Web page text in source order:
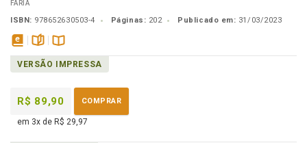
FARIA
ISBN: 978652630503-4 Páginas: 202 Publicado em: 31/03/2023
disponível
em
páginasDisponível
na
VERSÃO IMPRESSA
R$ 89,90 COMPRAR
em 3x de R$ 29,97